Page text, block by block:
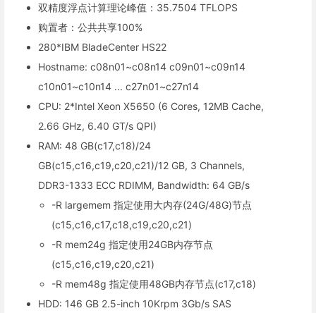
双精度浮点计算理论峰值：35.7504 TFLOPS
购置者：公共共享100%
280*IBM BladeCenter HS22
Hostname: c08n01~c08n14 c09n01~c09n14
c10n01~c10n14 ... c27n01~c27n14
CPU: 2*Intel Xeon X5650 (6 Cores, 12MB Cache,
2.66 GHz, 6.40 GT/s QPI)
RAM: 48 GB(c17,c18)/24
GB(c15,c16,c19,c20,c21)/12 GB, 3 Channels,
DDR3-1333 ECC RDIMM, Bandwidth: 64 GB/s
-R largemem 指定使用大内存(24G/48G)节点
(c15,c16,c17,c18,c19,c20,c21)
-R mem24g 指定使用24GB内存节点
(c15,c16,c19,c20,c21)
-R mem48g 指定使用48GB内存节点(c17,c18)
HDD: 146 GB 2.5-inch 10Krpm 3Gb/s SAS